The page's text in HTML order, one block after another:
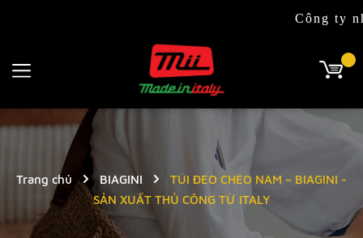
Công ty nhập
Trang chủ BIAGINI
TÚI ĐEO CHÉO NAM – BIAGINI -
SẢN XUẤT THỦ CÔNG TỪ ITALY